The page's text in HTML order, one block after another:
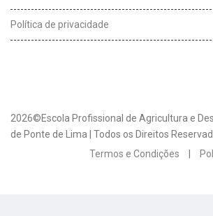
Política de privacidade
2026©Escola Profissional de Agricultura e
de Ponte de Lima | Todos os Direitos
Termos e Condições
|